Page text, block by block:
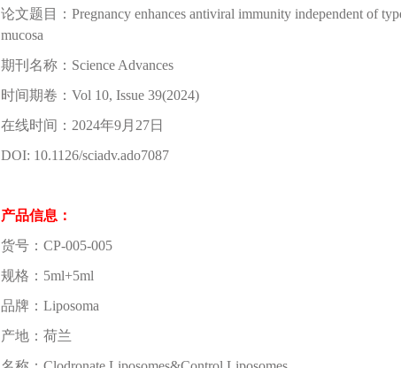
论文题目：Pregnancy enhances antiviral immunity independent of
mucosa
期刊名称：Science Advances
时间期卷：Vol 10, Issue 39(2024)
在线时间：2024年9月27日
DOI: 10.1126/sciadv.ado7087
产品信息：
货号：CP-005-005
规格：5ml+5ml
品牌：Liposoma
产地：荷兰